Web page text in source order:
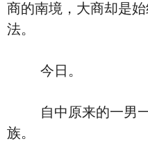
商的南境，大商却是
法。
今日。
自中原来的一男一
族。